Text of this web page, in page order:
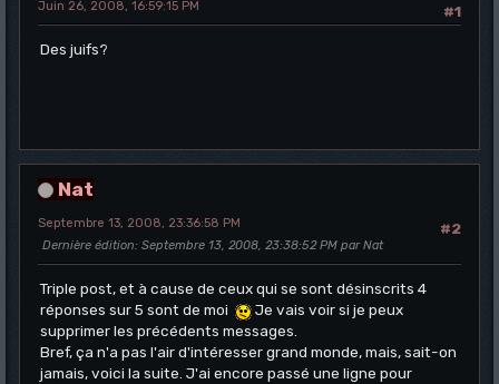
#1
Juin 26, 2008, 16:59:15 PM
Des juifs?
Nat
#2
Septembre 13, 2008, 23:36:58 PM
Dernière édition: Septembre 13, 2008, 23:38:52 PM par Nat
Triple post, et à cause de ceux qui se sont désinscrits 4
réponses sur 5 sont de moi
Je vais voir si je peux
supprimer les précédents messages.
Bref, ça n'a pas l'air d'intéresser grand monde, mais, sait-on
jamais, voici la suite. J'ai encore passé une ligne pour